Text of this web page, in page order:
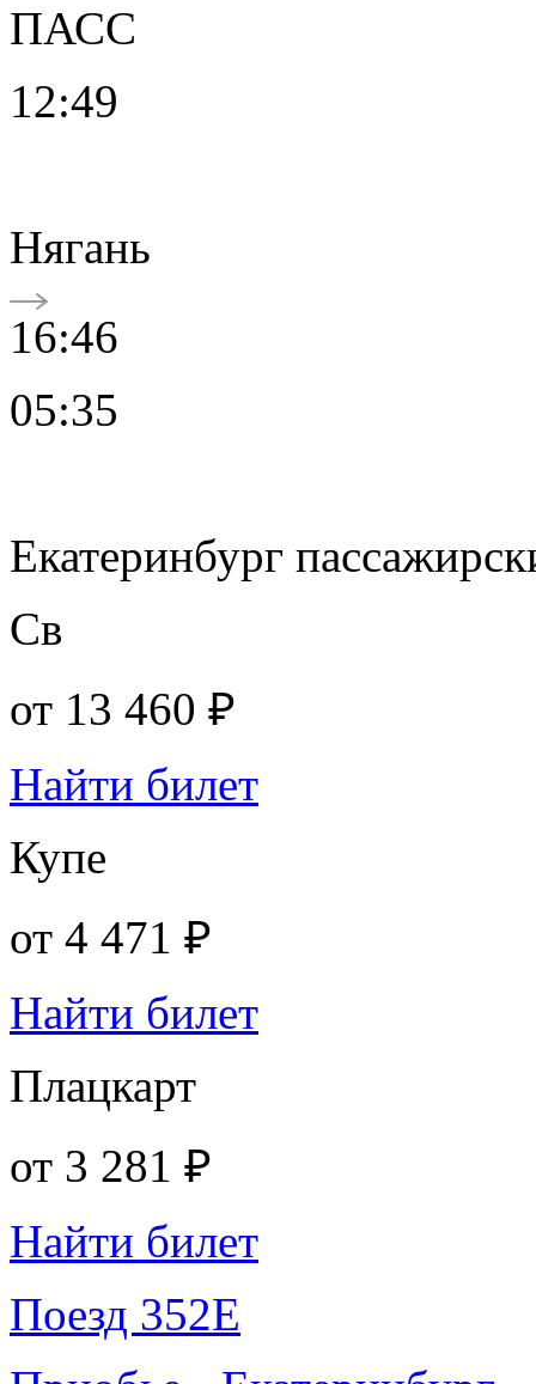
ПАСС
12:49
Нягань
16:46
05:35
Екатеринбург
Св
от 13 460 ₽
Найти билет
Купе
от 4 471 ₽
Найти билет
Плацкарт
от 3 281 ₽
Найти билет
Поезд 352Е